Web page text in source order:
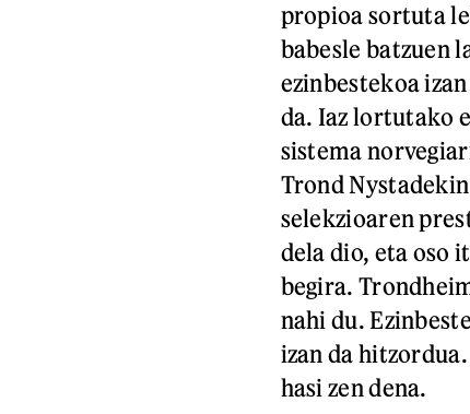
propioa sortuta
babesle batzuen
ezinbestekoa
da. Iaz lortutako
sistema
Trond
selekzioaren
dela dio, eta oso
begira.
nahi du.
izan da
hasi zen dena.